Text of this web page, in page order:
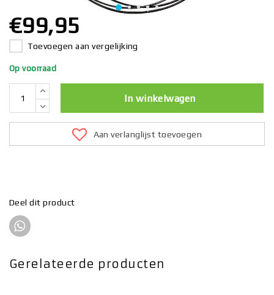
€99,95
Toevoegen aan vergelijking
Op voorraad
In winkelwagen
Aan verlanglijst toevoegen
Deel dit product
Gerelateerde producten